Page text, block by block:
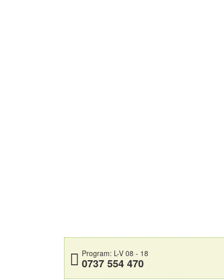
Program: L-V 08 - 18
0737 554 470